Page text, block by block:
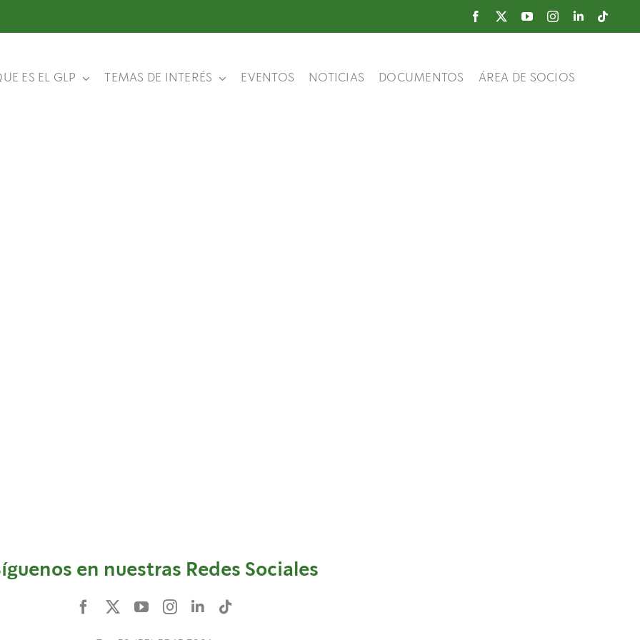
ES EL GLP TEMAS DE INTERÉS EVENTOS NOTICIAS DOCUMENTOS ÁREA DE SOCIOS
en nuestras Redes Sociales